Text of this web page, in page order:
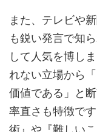
また、テレビや
も鋭い発言で知
して人気を博し
れない立場から
価値である」と
率直さも特徴で
術』や『難しい